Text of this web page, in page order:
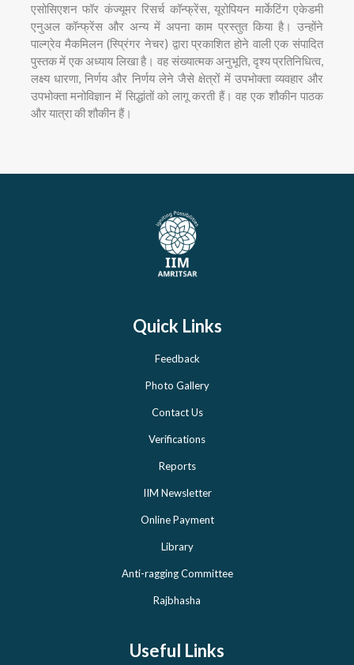
एसोसिएशन फॉर कंज्यूमर रिसर्च कॉन्फ्रेंस, यूरोपियन मार्केटिंग एकेडमी
एनुअल कॉन्फ्रेंस और अन्य में अपना काम प्रस्तुत किया है। उन्होंने
पाल्ग्रेव मैकमिलन (स्प्रिंगर नेचर) द्वारा प्रकाशित होने वाली एक संपादित
पुस्तक में एक अध्याय लिखा है। वह संख्यात्मक अनुभूति, दृश्य प्रतिनिधित्व,
लक्ष्य धारणा, निर्णय और निर्णय लेने जैसे क्षेत्रों में उपभोक्ता व्यवहार और
उपभोक्ता मनोविज्ञान में सिद्धांतों को लागू करती हैं। वह एक शौकीन पाठक
और यात्रा की शौकीन हैं।
Quick Links
Feedback
Photo Gallery
Contact Us
Verifications
Reports
IIM Newsletter
Online Payment
Library
Anti-ragging Committee
Rajbhasha
Useful Links